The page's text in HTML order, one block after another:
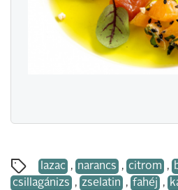
lazac , narancs , citrom ,
csillagánizs , zselatin , fahéj ,